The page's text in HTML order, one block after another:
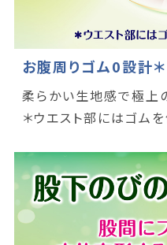
お腹周りゴム0設計＊
柔らかい生地感で極上
＊ウエスト部にはゴム